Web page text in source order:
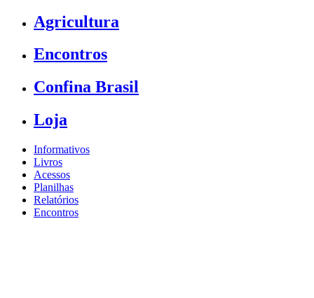
Agricultura
Encontros
Confina Brasil
Loja
Informativos
Livros
Acessos
Planilhas
Relatórios
Encontros